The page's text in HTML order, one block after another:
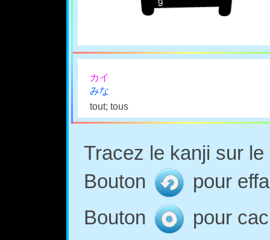
カイ
みな
tout; tous
Tracez le kanji sur
Bouton
pour
Bouton
pour